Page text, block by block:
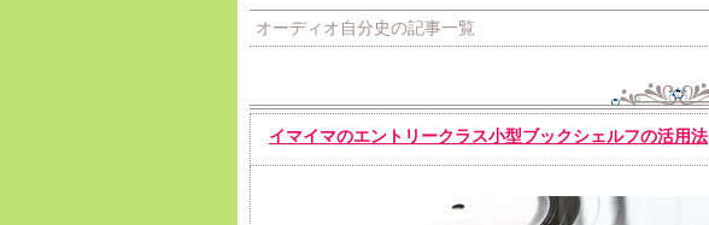
オーディオ自分史の記事一覧
イマイマのエントリークラス小型ブックシェルフの活用法